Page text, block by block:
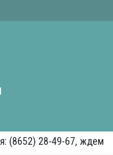
28-49-67, ждем Вас!